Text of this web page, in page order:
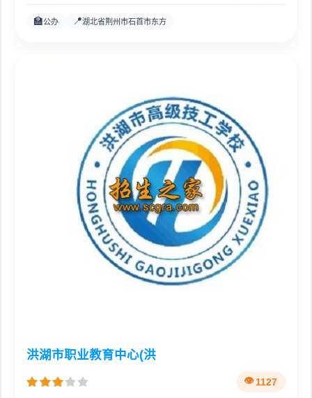
🏫公办 📍湖北省荆州市石首市东方
洪湖市职业教育中心(洪
1127